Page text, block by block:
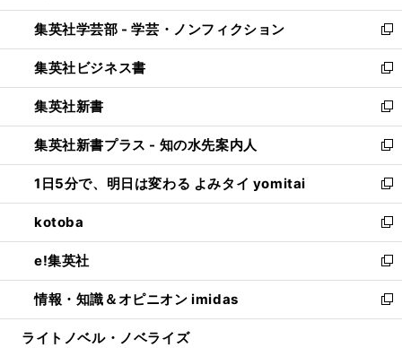
開
く
ウ
で
開
く
ン
ド
ウ
で
開
く
ウ
ィ
ン
ド
ウ
で
開
く
集英社学芸部 - 学芸・ノンフィクション
新
し
い
ウ
ィ
ン
ド
ウ
で
開
く
集英社ビジネス書
新
し
い
ウ
ィ
ン
ド
ウ
で
開
く
集英社新書
新
し
い
ウ
ィ
ン
ド
ウ
で
開
く
集英社新書プラス - 知の水先案内人
新
し
い
ウ
ィ
ン
ド
ウ
で
開
1日5分で、明日は変わる よみタイ yomitai
新
し
い
ウ
ィ
ン
ド
ウ
kotoba
新
し
い
ウ
ィ
ン
e!集英社
新
し
い
ウ
情報・知識＆オピニオン imidas
新
し
ライトノベル・ノベライズ